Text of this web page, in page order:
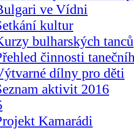
ve Vídni
kultur
bulharských tanců
činnosti
dílny pro děti
aktivit 2016
Kamarádi